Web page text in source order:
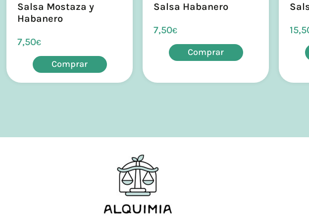
Salsa Mostaza y
Habanero
7,50€
Comprar
Salsa Habanero
7,50€
Comprar